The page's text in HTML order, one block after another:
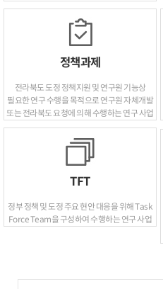
정책과제
전라북도 도정 정책지원 및 연구원 기능상
필요한 연구 수행을 목적으로 연구원 자체개발
또는 전라북도 요청에 의해 수행하는 연구 사업
TFT
정부 정책 및 도정 주요 현안 대응을 위해 Task
Force Team을 구성하여 수행하는 연구 사업